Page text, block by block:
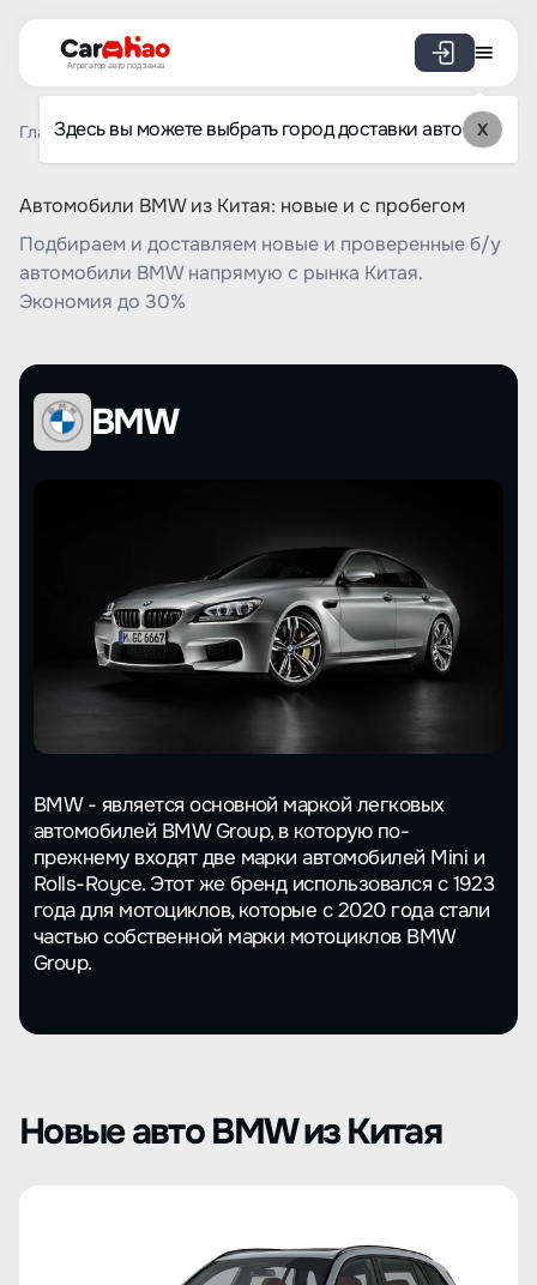
Агрегатор авто под заказ
Здесь вы можете выбрать город доставки авто X
Главная Список брендов BMW
Автомобили BMW из Китая: новые и с пробегом
Подбираем и доставляем новые и проверенные б/у
автомобили BMW напрямую с рынка Китая.
Экономия до 30%
BMW
BMW - является основной маркой легковых
автомобилей BMW Group, в которую по-
прежнему входят две марки автомобилей Mini и
Rolls-Royce. Этот же бренд использовался с 1923
года для мотоциклов, которые с 2020 года стали
частью собственной марки мотоциклов BMW
Group.
Новые авто BMW из Китая